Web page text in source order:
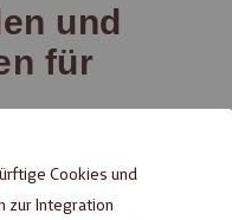
und
für
der
Cookies und
zur Integration